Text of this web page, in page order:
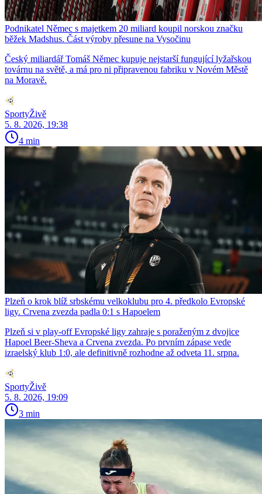
Podnikatel Němec s majetkem 20 miliard koupil norskou značku
běžek Madshus. Část výroby přesune na Vysočinu
Český miliardář Tomáš Němec kupuje nejstarší fungující lyžařskou
továrnu na světě, a má pro ni připravenou fabriku v Novém Městě
na Moravě.
SportyŽivě
5. 8. 2026, 19:38
4 min
Plzeň o krok blíž srbskému velkoklubu pro 4. předkolo Evropské
ligy. Crvena zvezda padla 0:1 s Hapoelem
Plzeň si v play-off Evropské ligy zahraje s poraženým z dvojice
Hapoel Beer-Sheva a Crvena zvezda. Po prvním zápase vede
izraelský klub 1:0, ale definitivně rozhodne až odveta 11. srpna.
SportyŽivě
5. 8. 2026, 19:09
3 min